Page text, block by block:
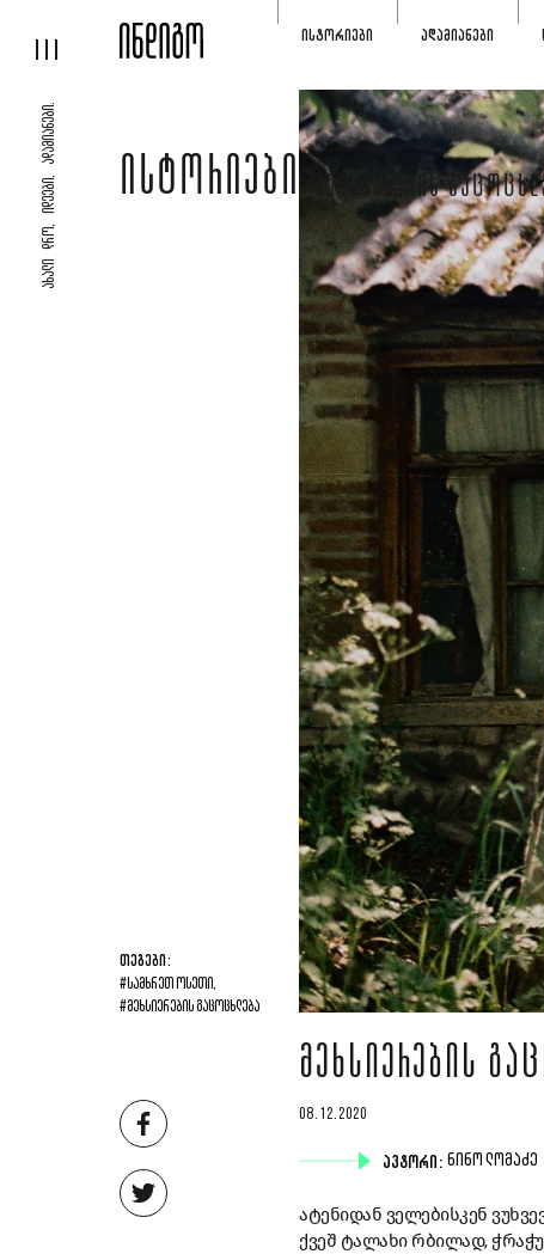
ᲐᲮᲐᲚᲘ ᲓᲠᲝ, ᲘᲓᲔᲔᲑᲘ, ᲐᲓᲐᲛᲘᲐᲜᲔᲑᲘ.
ᲘᲡᲢᲝᲠᲘᲔᲑᲘ ᲐᲓᲐᲛᲘᲐᲜᲔᲑᲘ
ᲘᲡᲢᲝᲠᲘᲔᲑᲘ ᲛᲔᲮᲡᲘᲔᲠᲔᲑᲘᲡ
ᲗᲔᲒᲔᲑᲘ:
#ᲡᲐᲛᲮᲠᲔᲗ ᲝᲡᲔᲗᲘ,
#ᲛᲔᲮᲡᲘᲔᲠᲔᲑᲘᲡ ᲒᲐᲪᲝᲪᲮᲚᲔᲑᲐ
ᲛᲔᲮᲡᲘᲔᲠᲔᲑᲘᲡ
08.12.2020
ᲐᲕᲢᲝᲠᲘ: ᲜᲘᲜᲝ ᲚᲝᲛᲐᲫᲔ
ატენიდან ველებისკენ
ქვეშ ტალახი რბილად,